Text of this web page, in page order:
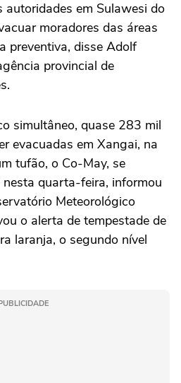
autoridades em Sulawesi do
moradores das áreas
preventiva, disse Adolf
provincial de
simultâneo, quase 283 mil
evacuadas em Xangai, na
tufão, o Co-May, se
quarta-feira, informou
Meteorológico
o alerta de tempestade de
laranja, o segundo nível